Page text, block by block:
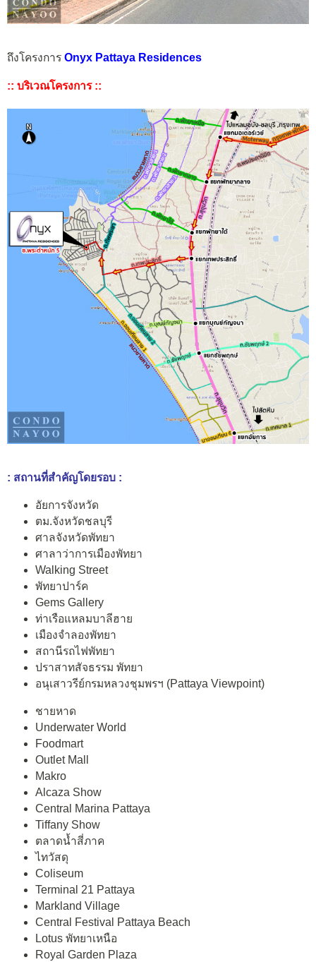
ถึงโครงการ Onyx Pattaya Residences
:: บริเวณโครงการ ::
: สถานที่สำคัญโดยรอบ :
อัยการจังหวัด
ตม.จังหวัดชลบุรี
ศาลจังหวัดพัทยา
ศาลาว่าการเมืองพัทยา
Walking Street
พัทยาปาร์ค
Gems Gallery
ท่าเรือแหลมบาลีฮาย
เมืองจำลองพัทยา
สถานีรถไฟพัทยา
ปราสาทสัจธรรม พัทยา
อนุเสาวรีย์กรมหลวงชุมพรฯ (Pattaya Viewpoint)
ชายหาด
Underwater World
Foodmart
Outlet Mall
Makro
Alcaza Show
Central Marina Pattaya
Tiffany Show
ตลาดน้ำสี่ภาค
ไทวัสดุ
Coliseum
Terminal 21 Pattaya
Markland Village
Central Festival Pattaya Beach
Lotus พัทยาเหนือ
Royal Garden Plaza